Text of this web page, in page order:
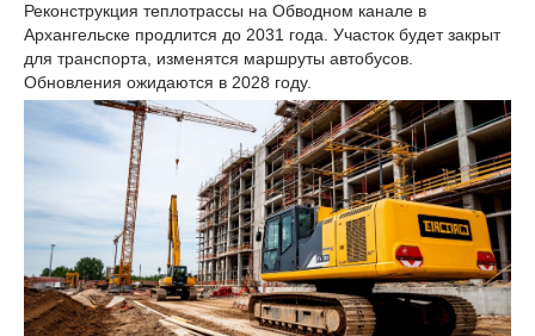
Реконструкция теплотрассы на Обводном канале в
Архангельске продлится до 2031 года. Участок будет закрыт
для транспорта, изменятся маршруты автобусов.
Обновления ожидаются в 2028 году.